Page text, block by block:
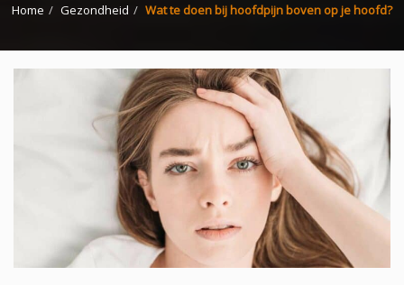
Home Gezondheid Wat te doen bij hoofdpijn boven op je hoofd?